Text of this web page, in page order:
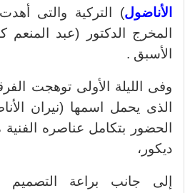
الأناضول) التركية والتى
المخرج الدكتور (عبد المنعم
الأسبق .
وفى الليلة الأولى توهجت
الذى يحمل اسمها (نيران
الحضور بتكامل عناصره
ديكور،
إلى جانب براعة التصميم